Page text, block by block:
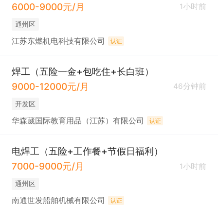
6000-9000元/月
1小时前
通州区
江苏东燃机电科技有限公司 认证
焊工（五险一金+包吃住+长白班）
9000-12000元/月
46分钟前
开发区
华森葳国际教育用品（江苏）有限公司 认证
电焊工（五险+工作餐+节假日福利）
7000-9000元/月
1小时前
通州区
南通世发船舶机械有限公司 认证